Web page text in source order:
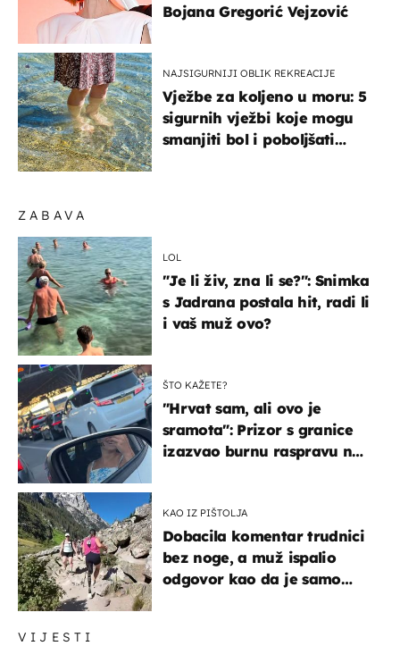
VIJESTI
ZABAVA
LOL
"Je li živ, zna li se?": Snimka
s Jadrana postala hit, radi li
i vaš muž ovo?
ŠTO KAŽETE?
"Hrvat sam, ali ovo je
sramota": Prizor s granice
izazvao burnu raspravu na
KAO IZ PIŠTOLJA
Dobacila komentar trudnici
bez noge, a muž ispalio
odgovor kao da je samo
Bojana Gregorić Vejzović
NAJSIGURNIJI OBLIK REKREACIJE
Vježbe za koljeno u moru: 5
sigurnih vježbi koje mogu
smanjiti bol i poboljšati